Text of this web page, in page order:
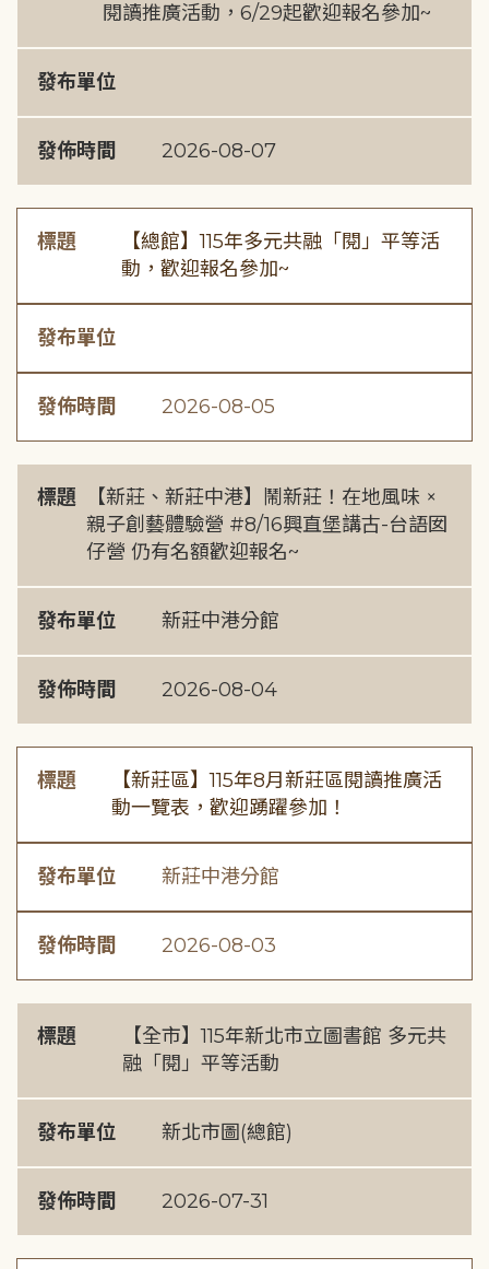
閱讀推廣活動，6/29起歡迎報名參加~
發布單位
發佈時間 2026-08-07
標題
【總館】115年多元共融「閱」平等活
動，歡迎報名參加~
發布單位
發佈時間 2026-08-05
標題
【新莊、新莊中港】鬧新莊！在地風味 ×
親子創藝體驗營 #8/16興直堡講古-台語囡
仔營 仍有名額歡迎報名~
發布單位 新莊中港分館
發佈時間 2026-08-04
標題
【新莊區】115年8月新莊區閱讀推廣活
動一覽表，歡迎踴躍參加！
發布單位 新莊中港分館
發佈時間 2026-08-03
標題
【全市】115年新北市立圖書館 多元共
融「閱」平等活動
發布單位 新北市圖(總館)
發佈時間 2026-07-31